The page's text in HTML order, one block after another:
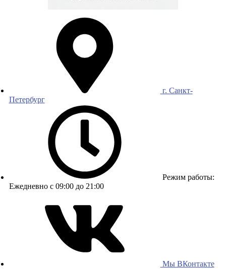
г. Санкт-
Петербург
Режим работы:
Ежедневно с 09:00 до 21:00
Мы ВКонтакте